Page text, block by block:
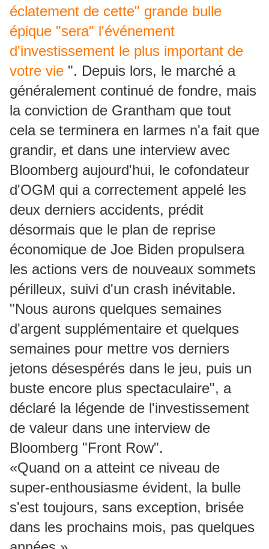
éclatement de cette" grande bulle
épique "sera" l'événement
d'investissement le plus important de
votre vie ". Depuis lors, le marché a
généralement continué de fondre, mais
la conviction de Grantham que tout
cela se terminera en larmes n'a fait que
grandir, et dans une interview avec
Bloomberg aujourd'hui, le cofondateur
d'OGM qui a correctement appelé les
deux derniers accidents, prédit
désormais que le plan de reprise
économique de Joe Biden propulsera
les actions vers de nouveaux sommets
périlleux, suivi d'un crash inévitable.
"Nous aurons quelques semaines
d'argent supplémentaire et quelques
semaines pour mettre vos derniers
jetons désespérés dans le jeu, puis un
buste encore plus spectaculaire", a
déclaré la légende de l'investissement
de valeur dans une interview de
Bloomberg "Front Row".
«Quand on a atteint ce niveau de
super-enthousiasme évident, la bulle
s'est toujours, sans exception, brisée
dans les prochains mois, pas quelques